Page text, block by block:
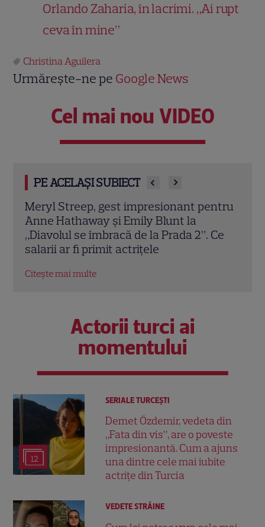
Orlando Zaharia, în lacrimi. „Ai rupt
ceva în mine”
Christina Aguilera
Urmărește-ne pe Google News
Cel mai nou VIDEO
PE ACELAȘI SUBIECT
Meryl Streep, gest impresionant pentru
Anne Hathaway și Emily Blunt la
„Diavolul se îmbracă de la Prada 2”. Ce
salarii ar fi primit actrițele
Citește mai multe
Actorii turci ai
momentului
12
SERIALE TURCEŞTI
Demet Özdemir, vedeta din
„Fata din vis”, are o poveste
impresionantă. Cum a ajuns
una dintre cele mai iubite
actrițe din Turcia
VEDETE STRĂINE